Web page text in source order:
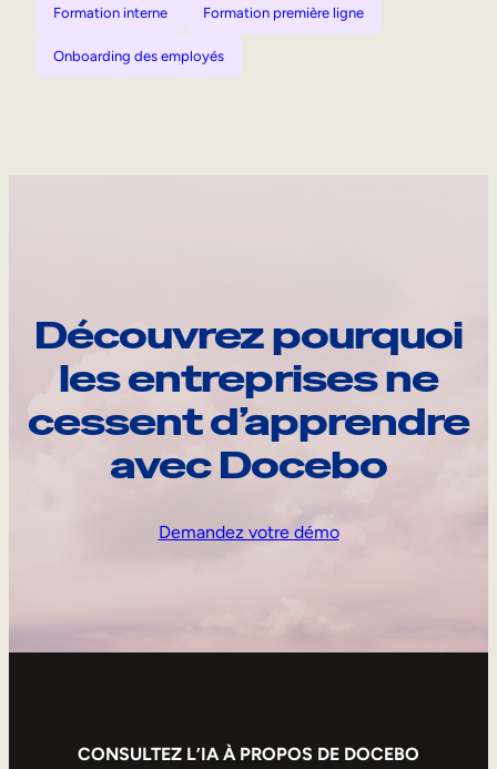
Formation interne Formation première ligne
Onboarding des employés
Découvrez pourquoi
les entreprises ne
cessent d’apprendre
avec Docebo
Demandez votre démo
CONSULTEZ L’IA À PROPOS DE DOCEBO